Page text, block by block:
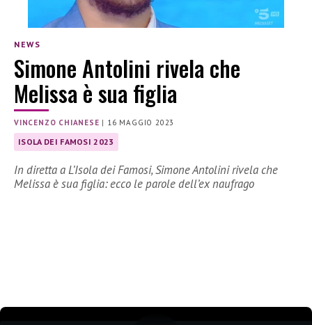
NEWS
Simone Antolini rivela che
Melissa è sua figlia
VINCENZO CHIANESE | 16 MAGGIO 2023
ISOLA DEI FAMOSI 2023
In diretta a L’Isola dei Famosi, Simone Antolini rivela che
Melissa è sua figlia: ecco le parole dell’ex naufrago